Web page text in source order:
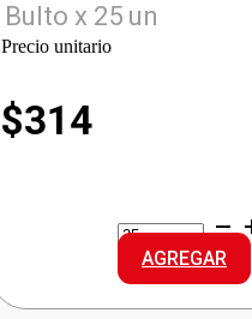
Bulto x 25 un
Precio unitario
$314
CANDELA
ENCENDEDOR
CLASICO
cantidad
AGREGAR